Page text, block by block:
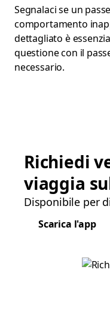
Segnalaci se un
comportamento
dettagliato è
questione con il
necessario.
Richiedi
viaggia
Disponibile per
Scarica l'app